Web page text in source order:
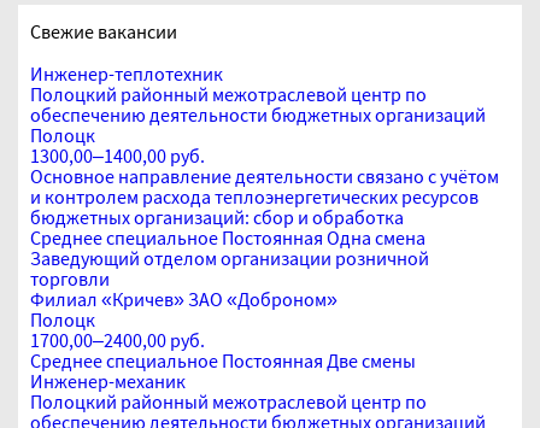
Свежие вакансии
Инженер-теплотехник
Полоцкий районный межотраслевой центр по
обеспечению деятельности бюджетных организаций
Полоцк
1300,00–1400,00 руб.
Основное направление деятельности связано с учётом
и контролем расхода теплоэнергетических ресурсов
бюджетных организаций: сбор и обработка
Среднее специальное Постоянная Одна смена
Заведующий отделом организации розничной
торговли
Филиал «Кричев» ЗАО «Доброном»
Полоцк
1700,00–2400,00 руб.
Среднее специальное Постоянная Две смены
Инженер-механик
Полоцкий районный межотраслевой центр по
обеспечению деятельности бюджетных организаций